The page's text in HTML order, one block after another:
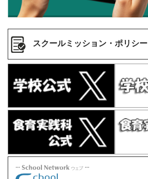
スクールミッション・ポリシー